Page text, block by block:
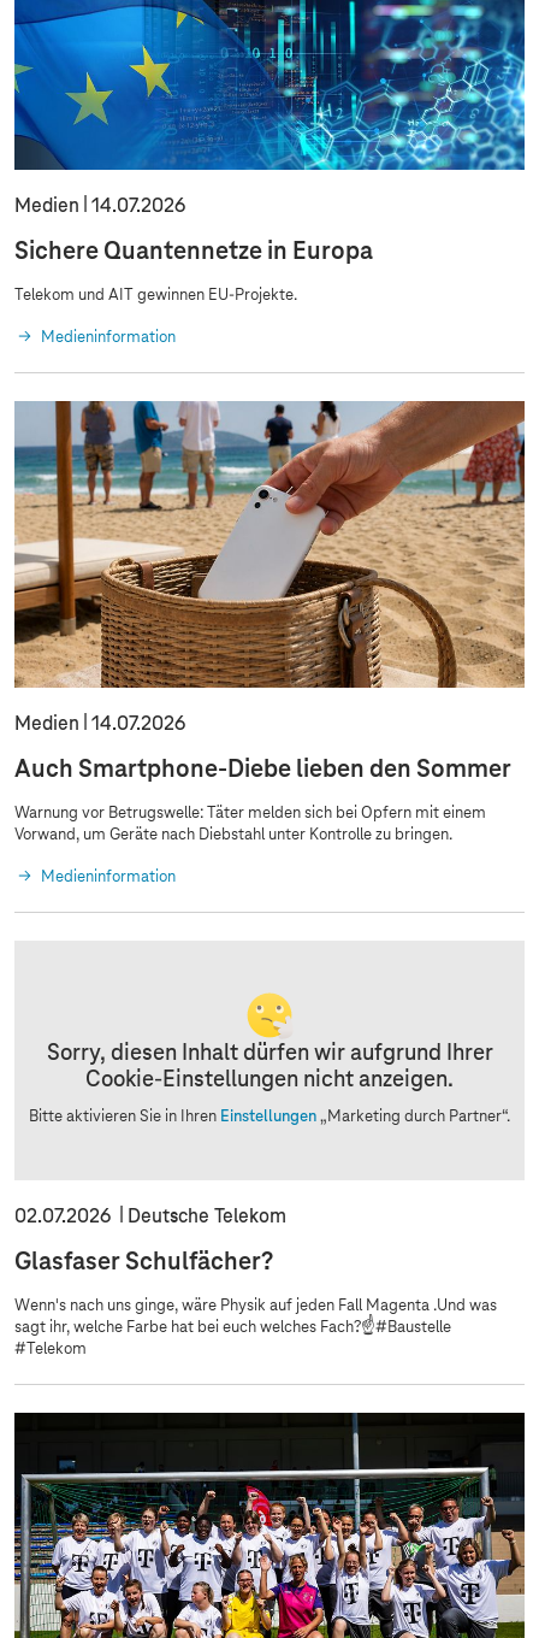
Medien 14.07.2026
Sichere Quantennetze in Europa
Telekom und AIT gewinnen EU-Projekte.
Medieninformation
Medien 14.07.2026
Auch Smartphone-Diebe lieben den Sommer
Warnung vor Betrugswelle: Täter melden sich bei Opfern mit einem
Vorwand, um Geräte nach Diebstahl unter Kontrolle zu bringen.
Medieninformation
Sorry, diesen Inhalt dürfen wir aufgrund Ihrer
Cookie-Einstellungen nicht anzeigen.
Bitte aktivieren Sie in Ihren Einstellungen „Marketing durch Partner“.
02.07.2026 Deutsche Telekom
Glasfaser Schulfächer?
Wenn's nach uns ginge, wäre Physik auf jeden Fall Magenta .Und was
sagt ihr, welche Farbe hat bei euch welches Fach?☝️#Baustelle
#Telekom